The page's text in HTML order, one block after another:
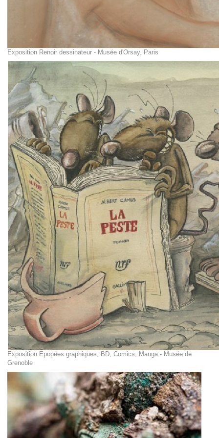
Exposition Renoir dessinateur - Musée d'Orsay, Paris
Exposition Epopées graphiques, BD, Comics, Manga - Musée de
Grenoble